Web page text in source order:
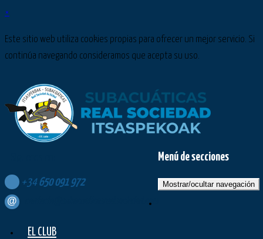
×
Este sitio web utiliza cookies propias para ofrecer un mejor servicio. Si
continúa navegando consideramos que acepta su uso.
+34 650 091 972
contacto@subacuaticasrealsociedad.com
Menú de secciones
Mostrar/ocultar navegación
EL CLUB